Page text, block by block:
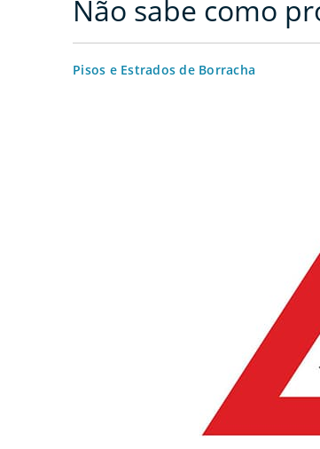
Não sabe como
Pisos e Estrados de Borracha